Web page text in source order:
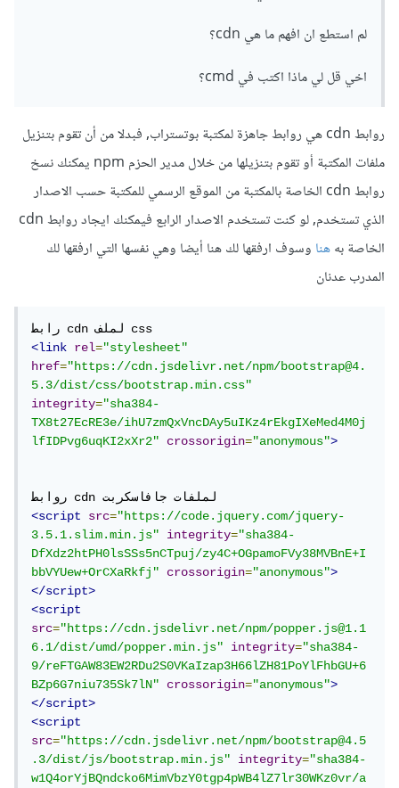
لم استطع ان افهم ما هي cdn؟
اخي قل لي ماذا اكتب في cmd؟
روابط cdn هي روابط جاهزة لمكتبة بوتستراب, فبدلا من أن تقوم بتنزيل
ملفات المكتبة أو تقوم بتنزيلها من خلال مدير الحزم npm يمكنك نسخ
روابط cdn الخاصة بالمكتبة من الموقع الرسمي للمكتبة حسب الاصدار
الذي تستخدم, لو كنت تستخدم الاصدار الرابع فيمكنك ايجاد روابط cdn
الخاصة بههناوسوف ارفقها لك هنا أيضا وهي نفسها التي ارفقها لك
المدرب عدنان
<link
rel="stylesheet"
href="https://cdn.jsdelivr.net/npm/bootstrap@4.
5.3/dist/css/bootstrap.min.css"
integrity="sha384-
TX8t27EcRE3e/ihU7zmQxVncDAy5uIKz4rEkgIXeMed4M0j
lfIDPvg6uqKI2xXr2"
crossorigin="anonymous">
<script
src="https://code.jquery.com/jquery-
3.5.1.slim.min.js"
integrity="sha384-
DfXdz2htPH0lsSSs5nCTpuj/zy4C+OGpamoFVy38MVBnE+I
bbVYUew+OrCXaRkfj"
crossorigin="anonymous">
</script>
<script
src="https://cdn.jsdelivr.net/npm/popper.js@1.1
6.1/dist/umd/popper.min.js"
integrity="sha384-
9/reFTGAW83EW2RDu2S0VKaIzap3H66lZH81PoYlFhbGU+6
BZp6G7niu735Sk7lN"
crossorigin="anonymous">
</script>
<script
src="https://cdn.jsdelivr.net/npm/bootstrap@4.5
.3/dist/js/bootstrap.min.js"
integrity="sha384-
w1Q4orYjBQndcko6MimVbzY0tgp4pWB4lZ7lr30WKz0vr/a